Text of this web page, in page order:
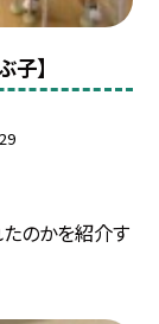
子】
のかを紹介す